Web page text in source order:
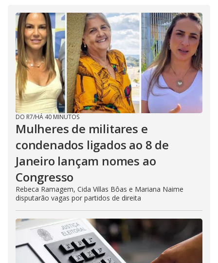
DO R7/HÁ 40 MINUTOS
Mulheres de militares e
condenados ligados ao 8 de
Janeiro lançam nomes ao
Congresso
Rebeca Ramagem, Cida Villas Bôas e Mariana Naime
disputarão vagas por partidos de direita